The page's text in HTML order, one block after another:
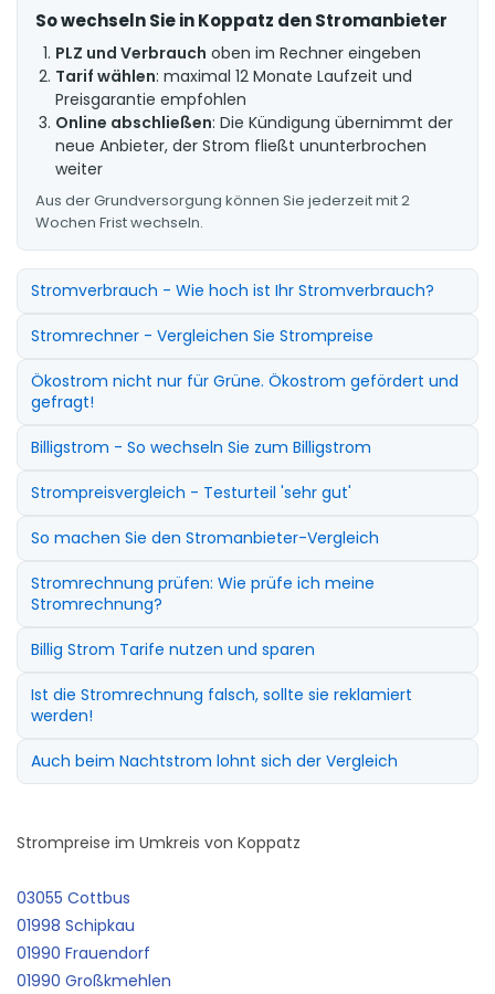
So wechseln Sie in Koppatz den Stromanbieter
PLZ und Verbrauch oben im Rechner eingeben
Tarif wählen: maximal 12 Monate Laufzeit und
Preisgarantie empfohlen
Online abschließen: Die Kündigung übernimmt der
neue Anbieter, der Strom fließt ununterbrochen
weiter
Aus der Grundversorgung können Sie jederzeit mit 2
Wochen Frist wechseln.
Stromverbrauch - Wie hoch ist Ihr Stromverbrauch?
Stromrechner - Vergleichen Sie Strompreise
Ökostrom nicht nur für Grüne. Ökostrom gefördert und
gefragt!
Billigstrom - So wechseln Sie zum Billigstrom
Strompreisvergleich - Testurteil 'sehr gut'
So machen Sie den Stromanbieter-Vergleich
Stromrechnung prüfen: Wie prüfe ich meine
Stromrechnung?
Billig Strom Tarife nutzen und sparen
Ist die Stromrechnung falsch, sollte sie reklamiert
werden!
Auch beim Nachtstrom lohnt sich der Vergleich
Strompreise im Umkreis von Koppatz
03055 Cottbus
01998 Schipkau
01990 Frauendorf
01990 Großkmehlen